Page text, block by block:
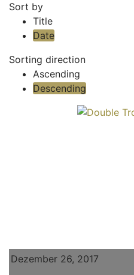
Sort by
Title
Date
Sorting direction
Ascending
Descending
Dezember 26, 2017